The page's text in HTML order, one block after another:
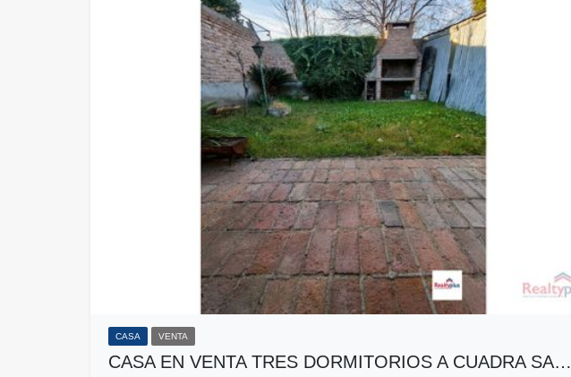
CASA VENTA
CASA EN VENTA TRES DORMITORIOS A CUADRA SA…